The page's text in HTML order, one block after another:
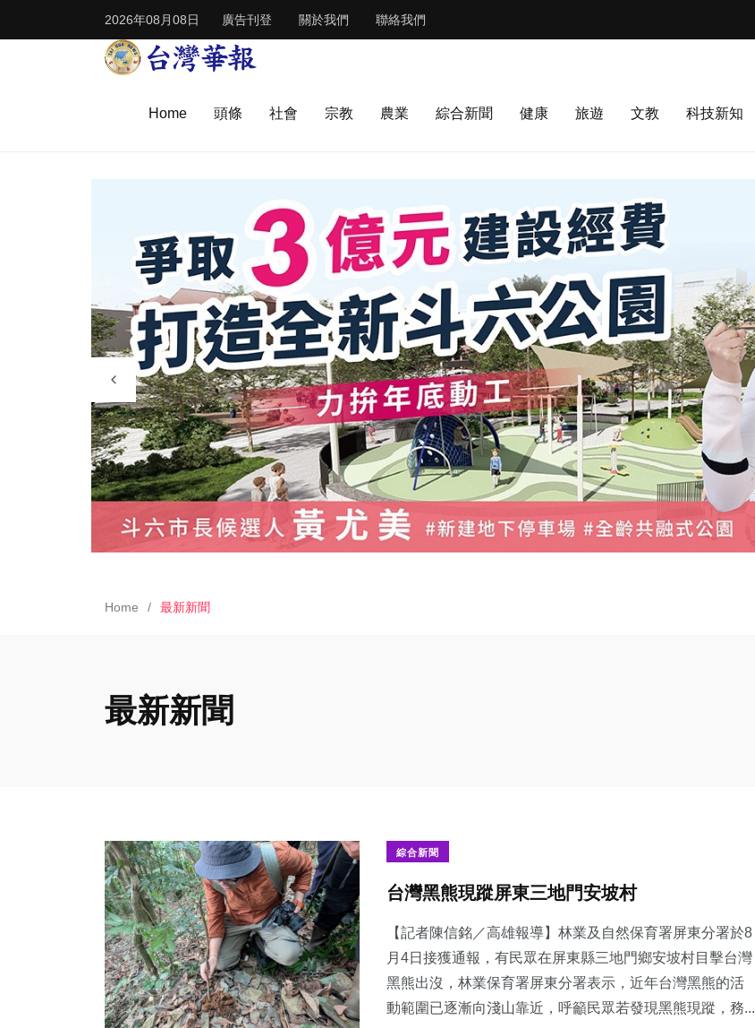
2026年08月08日 廣告刊登 關於我們 聯絡我們
Home 頭條 社會 宗教 農業 綜合新聞 健康 旅遊 文教 科技新知
Home 最新新聞
最新新聞
綜合新聞
台灣黑熊現蹤屏東三地門安坡村
【記者陳信銘／高雄報導】林業及自然保育署屏東分署於8
月4日接獲通報，有民眾在屏東縣三地門鄉安坡村目擊台灣
黑熊出沒，林業保育署屏東分署表示，近年台灣黑熊的活
動範圍已逐漸向淺山靠近，呼籲民眾若發現黑熊現蹤，務...